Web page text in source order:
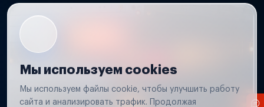
Мы используем cookies
Мы используем файлы cookie, чтобы улучшить работу
сайта и анализировать трафик. Продолжая